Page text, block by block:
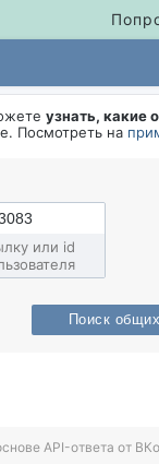
узнать, какие
Посмотреть на
или id
Поиск
API-ответа от